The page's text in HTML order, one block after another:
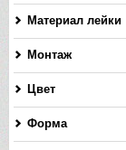
Материал лейки
Монтаж
Цвет
Форма